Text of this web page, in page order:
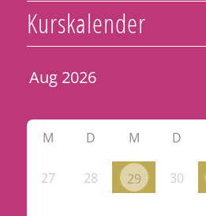
Kurskalender
M D M D
27 28 29 30